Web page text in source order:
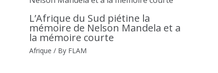
L’Afrique du Sud piétine la
mémoire de Nelson Mandela et a
la mémoire courte
Afrique / By FLAM